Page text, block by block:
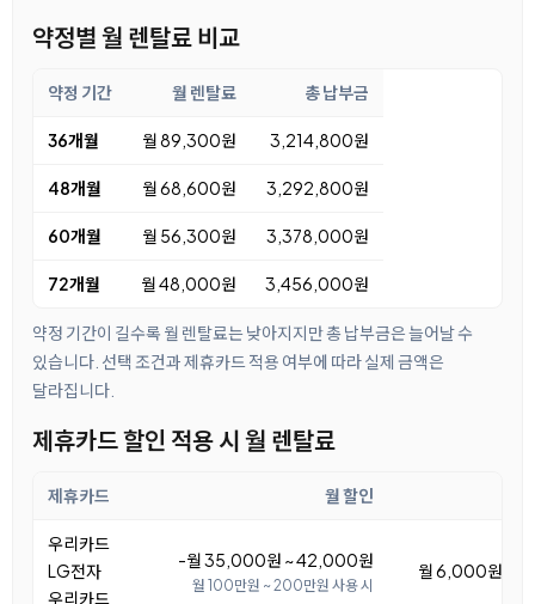
약정별 월 렌탈료 비교
약정 기간 월 렌탈료 총 납부금
36개월 월 89,300원 3,214,800원
48개월 월 68,600원 3,292,800원
60개월 월 56,300원 3,378,000원
72개월 월 48,000원 3,456,000원
약정 기간이 길수록 월 렌탈료는 낮아지지만 총 납부금은 늘어날 수
있습니다. 선택 조건과 제휴카드 적용 여부에 따라 실제 금액은
달라집니다.
제휴카드 할인 적용 시 월 렌탈료
제휴카드 월 할인
우리카드
LG전자
우리카드
-월 35,000원 ~ 42,000원
월 100만원 ~ 200만원 사용 시
월 6,000원 ~